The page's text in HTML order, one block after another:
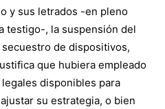
y sus letrados -en pleno
testigo-, la suspensión del
de dispositivos,
que hubiera empleado
disponibles para
su estrategia, o bien